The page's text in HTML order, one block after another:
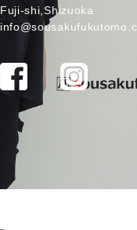
Fuji-shi,Shizuoka